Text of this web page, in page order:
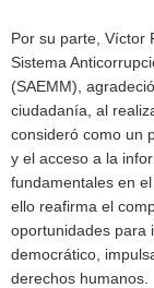
Por su parte, Víctor
Sistema
(SAEMM),
ciudadanía, al
consideró como un
y el acceso a la
fundamentales en
ello reafirma el
oportunidades para
democrático,
derechos humanos.